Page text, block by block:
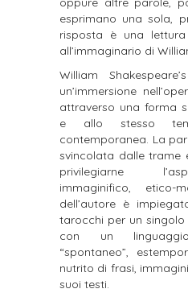
esprimano una sola,
risposta è una
all’immaginario di
William
un’immersione
attraverso una forma
e allo stesso
contemporanea. La
svincolata dalle trame
privilegiarne
immaginifico, etico-
dell’autore è
tarocchi per un
con un linguaggio
“spontaneo”,
nutrito di frasi,
suoi testi.